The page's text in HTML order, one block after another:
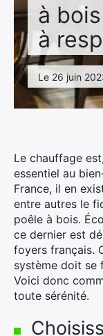
à
à
Le 26 juin
Le chauffage
essentiel au
France, il en
entre autres le
poêle à bois.
ce dernier est
foyers français.
système doit se
Voici donc
toute sérénité.